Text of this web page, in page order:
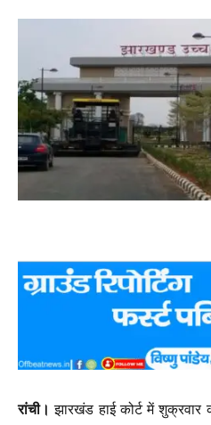
रांची। झारखंड हाई कोर्ट में शुक्रवार